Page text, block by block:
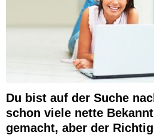
Du bist auf der Suche
schon viele nette
gemacht, aber der